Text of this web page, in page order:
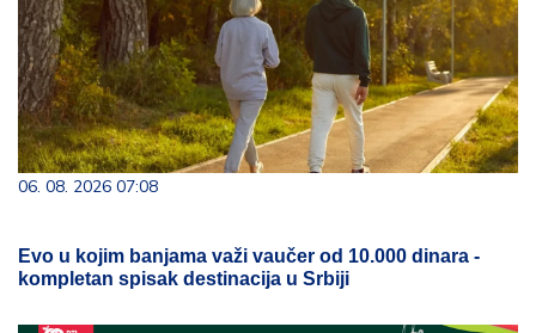
06. 08. 2026 07:08
Evo u kojim banjama važi vaučer od 10.000 dinara -
kompletan spisak destinacija u Srbiji